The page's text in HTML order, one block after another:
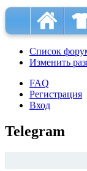
Список
Изменить
FAQ
Регистрация
Вход
Telegram